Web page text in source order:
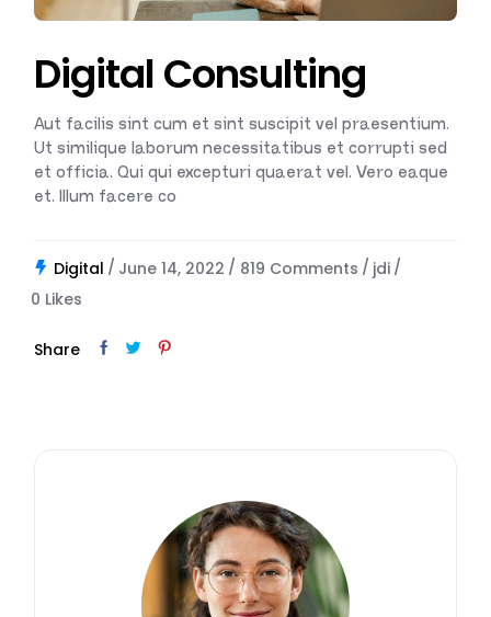
Digital Consulting
Aut facilis sint cum et sint suscipit vel praesentium.
Ut similique laborum necessitatibus et corrupti sed
et officia. Qui qui excepturi quaerat vel. Vero eaque
et. Illum facere co
Digital June 14, 2022 819 Comments
jdi
0 Likes
Share